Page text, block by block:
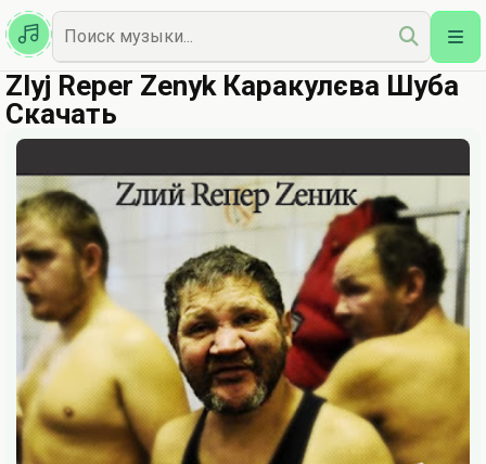
Казахская
Наш Топ
Zlyj Reper Zenyk Каракулєва Шуба
Скачать